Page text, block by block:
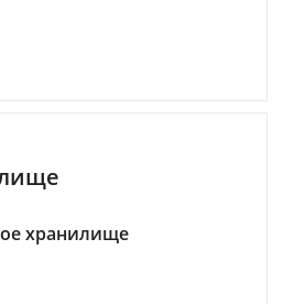
хранилище